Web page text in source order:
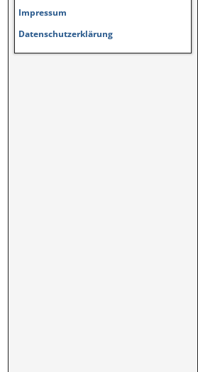
Impressum
Datenschutzerklärung